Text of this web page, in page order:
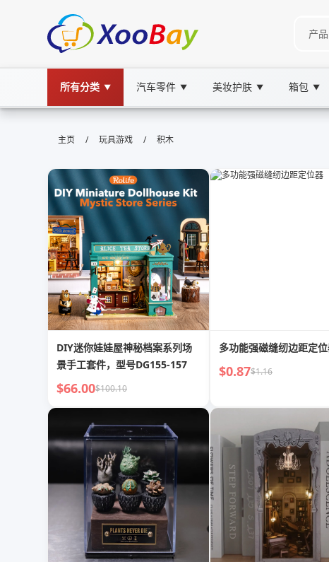
所有分类 ▼ 汽车零件 ▼ 美妆护肤 ▼ 箱包 ▼
积木 | XOOBAY B2B/B2C
积木相关产品购买指南搭建玩法及安全提示点
主页 / 玩具游戏 / 积木
DIY迷你娃娃屋神秘档案系列场
景手工套件，型号DG155-157
$66.00$100.10
多功能强磁缝纫边距定
$0.87$1.16